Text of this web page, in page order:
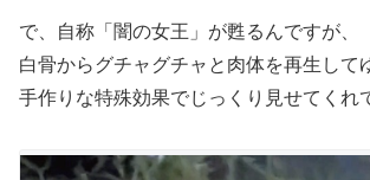
で、自称「闇の女王」が甦るんですが、
白骨からグチャグチャと肉体を再生して
手作りな特殊効果でじっくり見せてくれ